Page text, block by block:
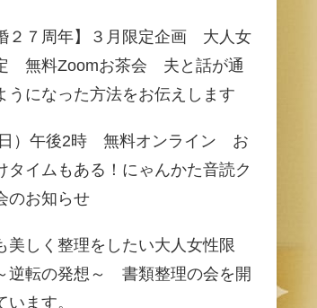
２７周年】３月限定企画 大人女
無料Zoomお茶会 夫と話が通
うになった方法をお伝えします
）午後2時 無料オンライン お
タイムもある！にゃんかた音読ク
のお知らせ
美しく整理をしたい大人女性限
転の発想～ 書類整理の会を開
います。